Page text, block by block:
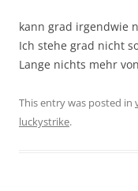
kann grad irgendwie
Ich stehe grad nicht
Lange nichts mehr
This entry was posted in
luckystrike.